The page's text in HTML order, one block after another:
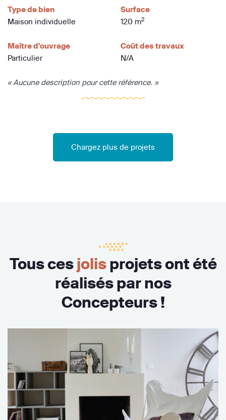
Type de bien
Maison individuelle
Surface
120 m2
Maître d'ouvrage
Particulier
Coût des travaux
N/A
« Aucune description pour cette référence. »
Chargez plus de projets
Tous cesjolisprojets ont été
réalisés par nos
Concepteurs !